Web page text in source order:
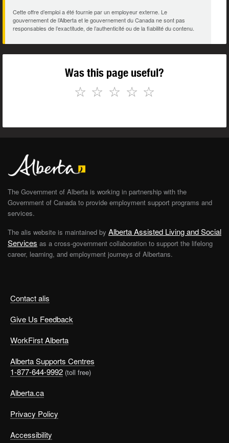
Cette offre d’emploi a été fournie par un employeur externe. Le
gouvernement de l’Alberta et le gouvernement du Canada ne sont pas
responsables de l’exactitude, de l’authenticité ou de la fiabilité du contenu.
Was this page useful?
☆
☆
☆
☆
☆
Contact alis
Give Us Feedback
WorkFirst Alberta
Alberta Supports Centres
1-877-644-9992 (toll free)
Alberta.ca
Privacy Policy
Accessibility
The Government of Alberta is working in partnership with the
Government of Canada to provide employment support programs and
services.
The alis website is maintained by Alberta Assisted Living and Social
Services as a cross-government collaboration to support the lifelong
career, learning, and employment journeys of Albertans.